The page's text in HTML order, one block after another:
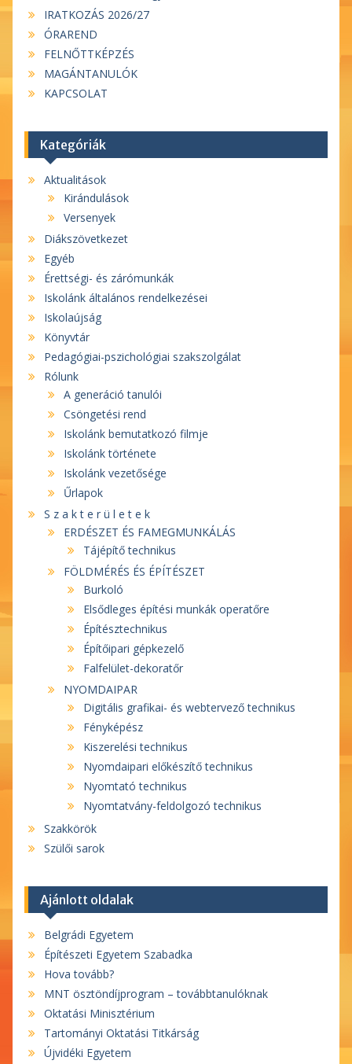
IRATKOZÁS 2026/27
ÓRAREND
FELNŐTTKÉPZÉS
MAGÁNTANULÓK
KAPCSOLAT
Kategóriák
Aktualitások
Kirándulások
Versenyek
Diákszövetkezet
Egyéb
Érettségi- és zárómunkák
Iskolánk általános rendelkezései
Iskolaújság
Könyvtár
Pedagógiai-pszichológiai szakszolgálat
Rólunk
A generáció tanulói
Csöngetési rend
Iskolánk bemutatkozó filmje
Iskolánk története
Iskolánk vezetősége
Űrlapok
S z a k t e r ü l e t e k
ERDÉSZET ÉS FAMEGMUNKÁLÁS
Tájépítő technikus
FÖLDMÉRÉS ÉS ÉPÍTÉSZET
Burkoló
Elsődleges építési munkák operatőre
Építésztechnikus
Építőipari gépkezelő
Falfelület-dekoratőr
NYOMDAIPAR
Digitális grafikai- és webtervező technikus
Fényképész
Kiszerelési technikus
Nyomdaipari előkészítő technikus
Nyomtató technikus
Nyomtatvány-feldolgozó technikus
Szakkörök
Szülői sarok
Ajánlott oldalak
Belgrádi Egyetem
Építészeti Egyetem Szabadka
Hova tovább?
MNT ösztöndíjprogram – továbbtanulóknak
Oktatási Minisztérium
Tartományi Oktatási Titkárság
Újvidéki Egyetem